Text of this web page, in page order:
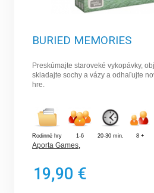
BURIED MEMORIES
Preskúmajte staroveké vykopávky,
skladajte sochy a vázy a odhaľujte
hre.
Rodinné hry 1-6 20-30 min. 8 +
Aporta Games
19,90 €